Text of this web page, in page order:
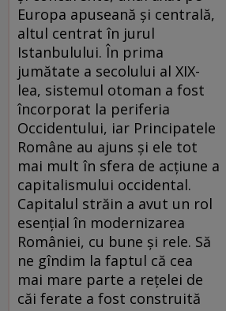
Europa apuseană şi centrală,
altul centrat în jurul
Istanbulului. În prima
jumătate a secolului al XIX-
lea, sistemul otoman a fost
încorporat la periferia
Occidentului, iar Principatele
Române au ajuns şi ele tot
mai mult în sfera de acţiune a
capitalismului occidental.
Capitalul străin a avut un rol
esenţial în modernizarea
României, cu bune şi rele. Să
ne gîndim la faptul că cea
mai mare parte a reţelei de
căi ferate a fost construită